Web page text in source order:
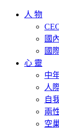
人 物
國
國
心 靈
中
人
自
兩
空